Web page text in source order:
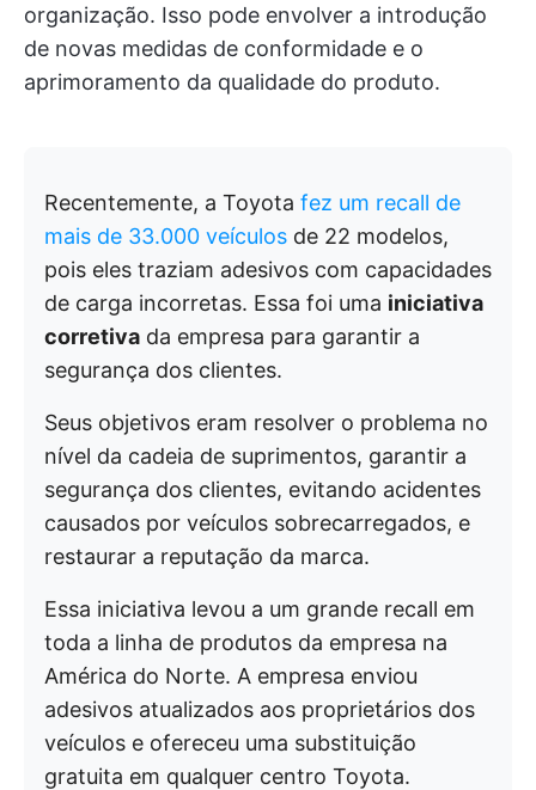
organização. Isso pode envolver a introdução
de novas medidas de conformidade e o
aprimoramento da qualidade do produto.
Recentemente, a Toyota fez um recall de
mais de 33.000 veículos de 22 modelos,
pois eles traziam adesivos com capacidades
de carga incorretas. Essa foi uma iniciativa
corretiva da empresa para garantir a
segurança dos clientes.
Seus objetivos eram resolver o problema no
nível da cadeia de suprimentos, garantir a
segurança dos clientes, evitando acidentes
causados por veículos sobrecarregados, e
restaurar a reputação da marca.
Essa iniciativa levou a um grande recall em
toda a linha de produtos da empresa na
América do Norte. A empresa enviou
adesivos atualizados aos proprietários dos
veículos e ofereceu uma substituição
gratuita em qualquer centro Toyota.